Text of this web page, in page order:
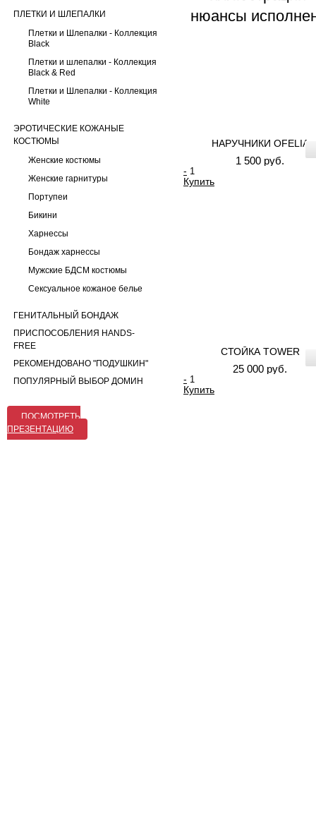
ПЛЕТКИ И ШЛЕПАЛКИ
Плетки и Шлепалки - Коллекция
Black
Плетки и шлепалки - Коллекция
Black & Red
Плетки и Шлепалки - Коллекция
White
ЭРОТИЧЕСКИЕ КОЖАНЫЕ
КОСТЮМЫ
Женские костюмы
Женские гарнитуры
Портупеи
Бикини
Харнессы
Бондаж харнессы
Мужские БДСМ костюмы
Сексуальное кожаное белье
ГЕНИТАЛЬНЫЙ БОНДАЖ
ПРИСПОСОБЛЕНИЯ HANDS-
FREE
РЕКОМЕНДОВАНО "ПОДУШКИН"
ПОПУЛЯРНЫЙ ВЫБОР ДОМИН
ПОСМОТРЕТЬ
ПРЕЗЕНТАЦИЮ
нюансы
НАРУЧНИКИ OFELIA
1 500 руб.
-
Купить
СТОЙКА TOWER
25 000 руб.
-
Купить